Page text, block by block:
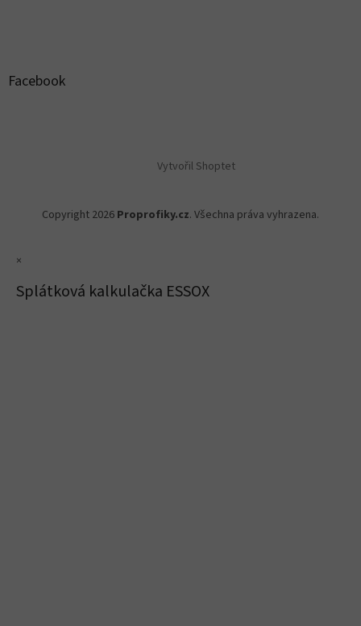
Facebook
Vytvořil Shoptet
Copyright 2026 Proprofiky.cz. Všechna práva vyhrazena.
×
Splátková kalkulačka ESSOX